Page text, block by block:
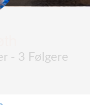
- 3 Følgere